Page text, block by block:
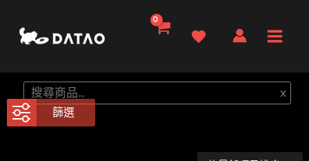
要
內
Menu
搜
尋
x
篩選